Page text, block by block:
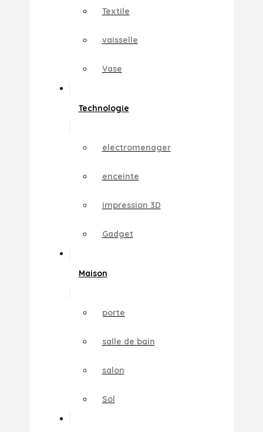
Textile
vaisselle
Vase
Technologie
electromenager
enceinte
impression 3D
Gadget
Maison
porte
salle de bain
salon
Sol